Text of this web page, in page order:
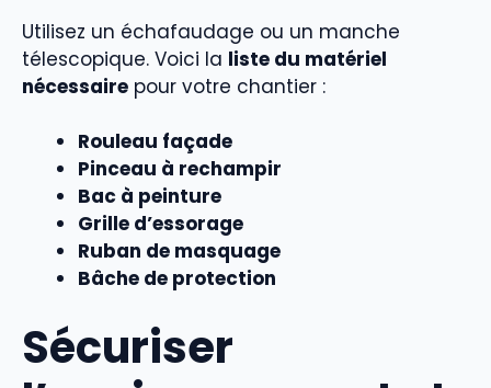
Utilisez un échafaudage ou un manche
télescopique. Voici la liste du matériel
nécessaire pour votre chantier :
Rouleau façade
Pinceau à rechampir
Bac à peinture
Grille d’essorage
Ruban de masquage
Bâche de protection
Sécuriser